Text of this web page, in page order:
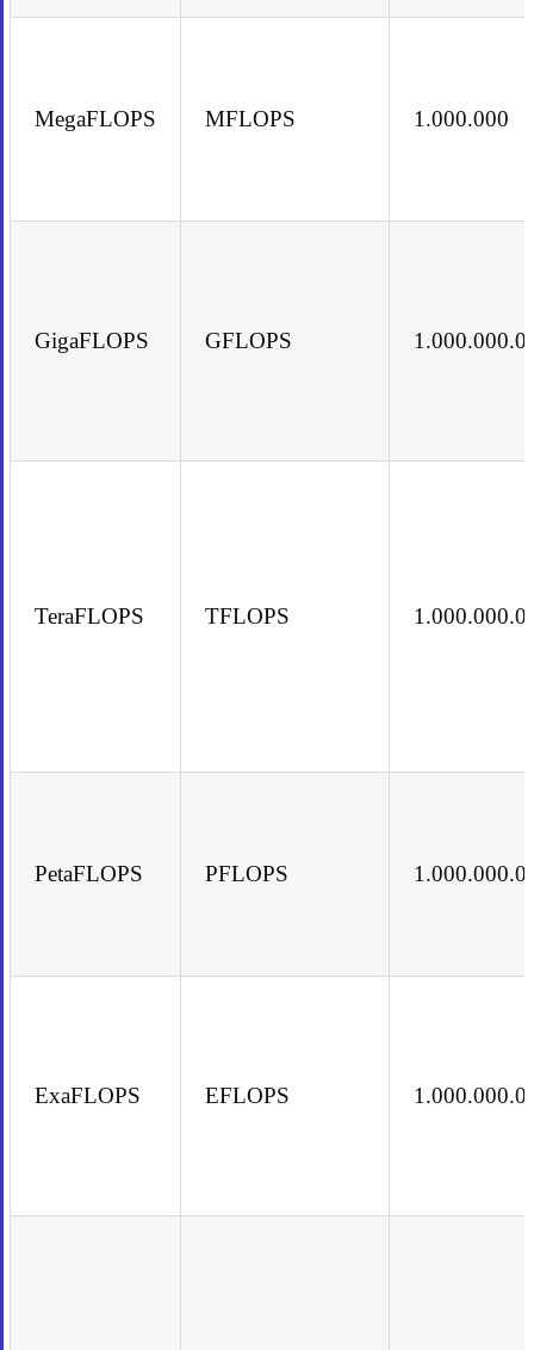
MegaFLOPS MFLOPS 1.000.000
GigaFLOPS GFLOPS
TeraFLOPS TFLOPS
PetaFLOPS PFLOPS
ExaFLOPS EFLOPS